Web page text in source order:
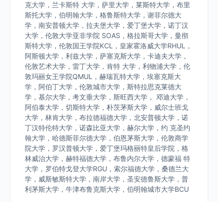
克大学，兰卡斯特 大学，萨里大学，莱斯特大学，布里
斯托大学，伯明翰大学，格鲁斯特大学，谢菲尔德大
学，南安普顿大学，拉夫堡大学，爱丁堡大学，诺丁汉
大学，伦敦大学亚非学院 SOAS，格拉斯哥大学，曼彻
斯特大学，伦敦国王学院KCL，皇家霍洛威大学RHUL，
阿斯顿大学，利兹大学，萨塞克斯大学，卡迪夫大学，
伦敦艺术大学，雷丁大学，肯特 大学，利物浦大学，伦
敦玛丽女王学院QMUL，赫瑞瓦特大学，埃塞克斯大
学，阿伯丁大学，伦敦城市大学，斯特拉思克莱德大
学，基尔大学，考文垂大学，斯旺西大学， 邓迪大学，
阿伯泰大学，切斯特大学，朴茨茅斯大学，威尔士班戈
大学，林肯大学，布拉德福德大学，北安普顿大学，诺
丁汉特伦特大学，诺森比亚大学，赫尔大学，约 克圣约
翰大学，哈德斯菲尔德大学，伯恩茅斯大学，伦敦商学
院大学，罗汉普顿大学，爱丁堡玛格丽特皇后学院，格
林威治大学，赫特福德大学，布鲁内尔大学，德蒙福 特
大学，罗伯特戈登大学RGU，索尔福德大学，桑德兰大
学，威斯敏斯特大学，南岸大学，圣安德鲁斯大学，普
利茅斯大学，牛津布鲁克斯大学，伯明翰城市大学BCU